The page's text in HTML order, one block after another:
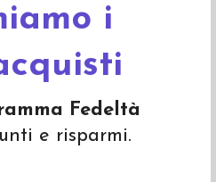
i
Fedeltà
e risparmi.